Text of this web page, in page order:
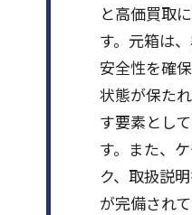
と高価買取
す。元箱は
安全性を確
状態が保た
す要素とし
す。また、
ク、取扱説
が完備され